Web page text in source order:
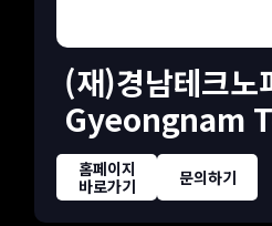
(재)경남테크노
Gyeongnam
홈페이지
바로가기
문의하기